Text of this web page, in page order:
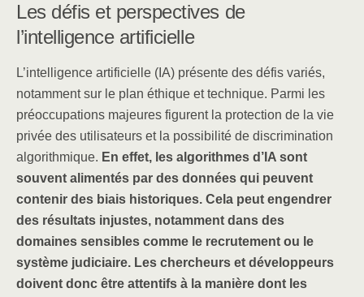
Les défis et perspectives de
l’intelligence artificielle
L’intelligence artificielle (IA) présente des défis variés,
notamment sur le plan éthique et technique. Parmi les
préoccupations majeures figurent la protection de la vie
privée des utilisateurs et la possibilité de discrimination
algorithmique. En effet, les algorithmes d’IA sont
souvent alimentés par des données qui peuvent
contenir des biais historiques. Cela peut engendrer
des résultats injustes, notamment dans des
domaines sensibles comme le recrutement ou le
système judiciaire. Les chercheurs et développeurs
doivent donc être attentifs à la manière dont les